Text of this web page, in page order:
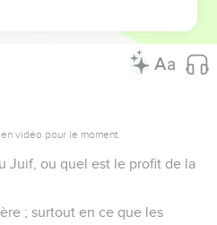
vidéo pour le moment.
Juif, ou quel est le profit de la
; surtout en ce que les